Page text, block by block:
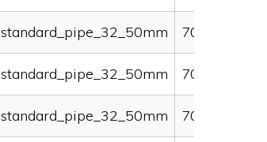
standard_pipe_32_50mm 70000
standard_pipe_32_50mm 70000
standard_pipe_32_50mm 70000